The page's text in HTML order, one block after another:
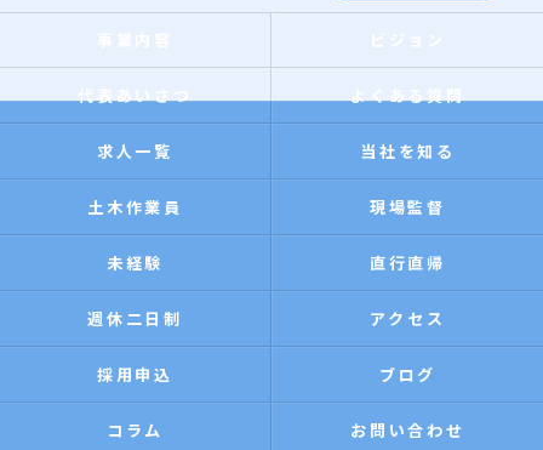
代表あいさつ よくある質問
求人一覧 当社を知る
土木作業員 現場監督
未経験 直行直帰
週休二日制 アクセス
採用申込 ブログ
コラム お問い合わせ